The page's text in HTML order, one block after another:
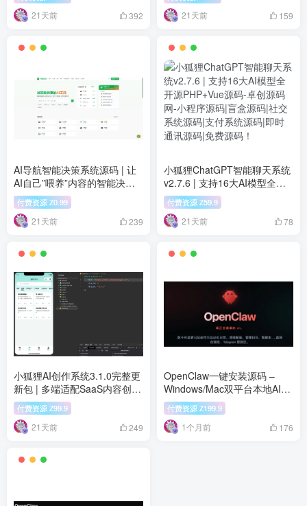
21天前 392 21天前 159
AI导航智能决策系统源码 | 让
AI自己”喂养”内容的智能决策
引擎
付费资源 Z0.99
21天前 239
小狐狸ChatGPT智能聊天系统
v2.7.6 | 支持16大AI模型全开
源PHP+Vue源码
付费资源 Z59.9
21天前 78
小狐狸AI创作系统3.1.0完整更
新包 | 多端适配SaaS内容创作
平台全渠道覆盖
付费资源 Z99.9
21天前 249
OpenClaw一键安装源码 –
Windows/Mac双平台本地AI助
手部署(后续会免费更新升级源
码) | 卓创源码网
付费资源 Z199.9
1个月前 176